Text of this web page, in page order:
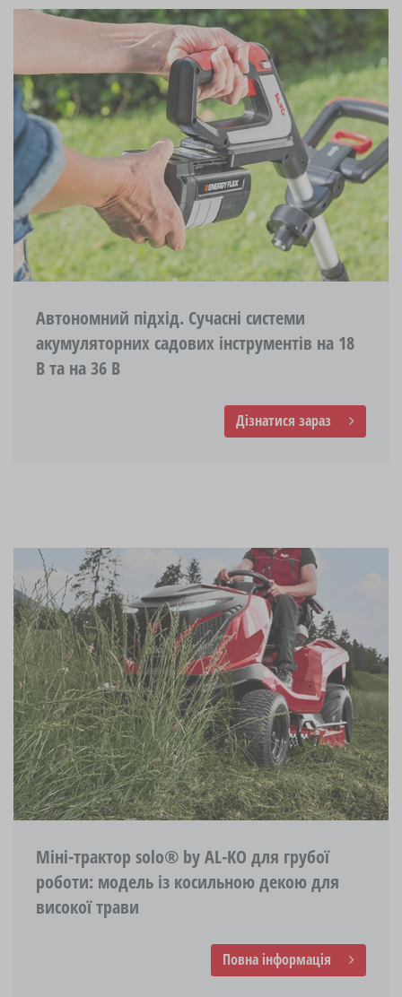
Автономний підхід. Сучасні системи
акумуляторних садових інструментів на 18
В та на 36 В
Дізнатися зараз
Міні-трактор solo® by AL-KO для грубої
роботи: модель із косильною декою для
високої трави
Повна інформація